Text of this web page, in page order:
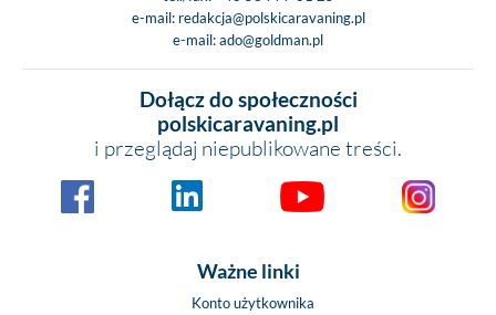
e-mail: redakcja@polskicaravaning.pl
e-mail:ado@goldman.pl
Dołącz do społeczności
polskicaravaning.pl
i przeglądaj niepublikowane treści.
Ważne linki
Konto użytkownika